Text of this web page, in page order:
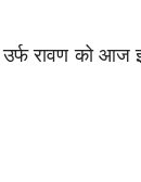
रावण को आज